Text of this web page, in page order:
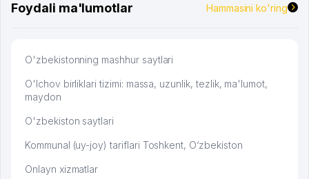
Foydali ma'lumotlar Hammasini ko'ring
O'zbekistonning mashhur saytlari
O'lchov birliklari tizimi: massa, uzunlik, tezlik, ma'lumot,
maydon
O'zbekiston saytlari
Kommunal (uy-joy) tariflari Toshkent, O‘zbekiston
Onlayn xizmatlar